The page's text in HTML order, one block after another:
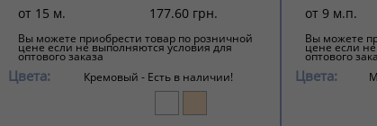
от 15 м. 177.60 грн.
Вы можете приобрести товар по розничной
цене если не выполняются условия для
оптового заказа
Цвета: Кремовый - Есть в наличии!
от 9 м.п.
Вы можете
цене если
оптового
Цвета: